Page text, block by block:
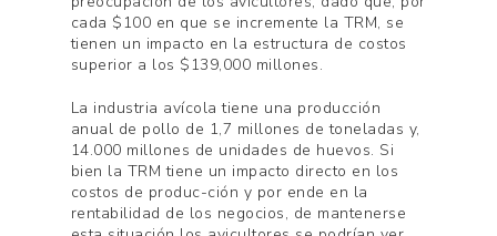
cada $100 en que se incremente la TRM, se
tienen un impacto en la estructura de costos
superior a los $139,000 millones.
La industria avícola tiene una producción
anual de pollo de 1,7 millones de toneladas y,
14.000 millones de unidades de huevos. Si
bien la TRM tiene un impacto directo en los
costos de produc-ción y por ende en la
rentabilidad de los negocios, de mantenerse